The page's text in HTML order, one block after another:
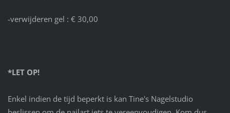
-verwijderen gel : € 30,00
*LET OP!
Enkel indien de tijd beperkt is kan Tine's Nagelstudio